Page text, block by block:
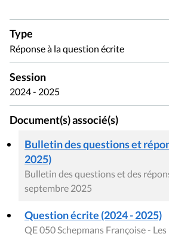
Type
Réponse à la question écrite
Session
2024 - 2025
Document(s) associé(s)
Bulletin des questions et
2025)
Bulletin des questions et des
septembre 2025
Question écrite (2024 - 2025)
QE 050 Schepmans Françoise -